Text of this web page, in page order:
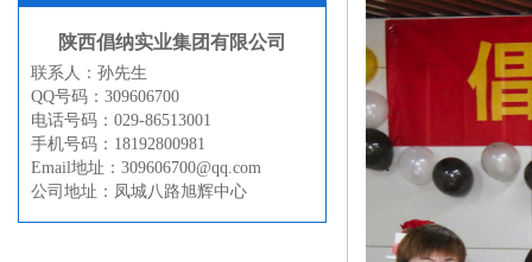
陕西倡纳实业集团有限公司
联系人：孙先生
QQ号码：309606700
电话号码：029-86513001
手机号码：18192800981
Email地址：309606700@qq.com
公司地址：凤城八路旭辉中心